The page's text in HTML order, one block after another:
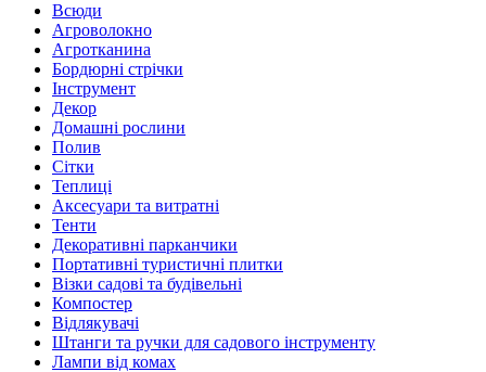
Всюди
Агроволокно
Агротканина
Бордюрні стрічки
Інструмент
Декор
Домашні рослини
Полив
Сітки
Теплиці
Аксесуари та витратні
Тенти
Декоративні парканчики
Портативні туристичні плитки
Візки садові та будівельні
Компостер
Відлякувачі
Штанги та ручки для садового інструменту
Лампи від комах